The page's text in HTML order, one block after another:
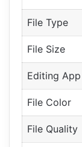
File Type
File Size
Editing App
File Color
File Quality